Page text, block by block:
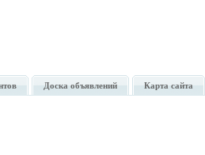
Доска объявлений Карта сайта